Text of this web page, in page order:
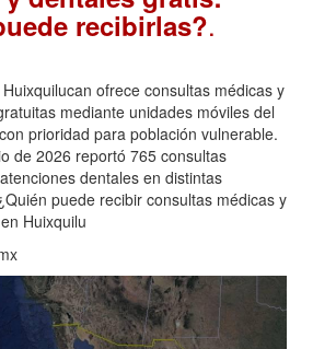
recibirlas?.
ofrece consultas médicas y
mediante unidades móviles del
prioridad para población vulnerable.
de 2026 reportó 765 consultas
dentales en distintas
puede recibir consultas médicas y
Huixquilu